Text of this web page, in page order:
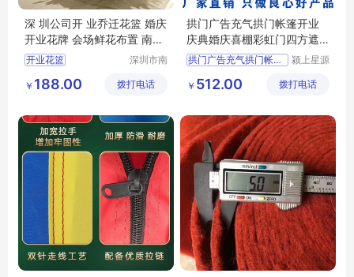
深 圳公司开 业乔迁花篮 婚庆
开业花牌 会场鲜花布置 南韵
竹风
开业花篮
深圳市南
观园林有
￥ 188.00 拨打电话
拱门广告充气拱门帐篷开业
庆典婚庆喜棚彩虹门四方遮
阳带篷布气模
拱门广告充气拱门帐篷开业
颍上星源
有限公司
￥ 512.00 拨打电话